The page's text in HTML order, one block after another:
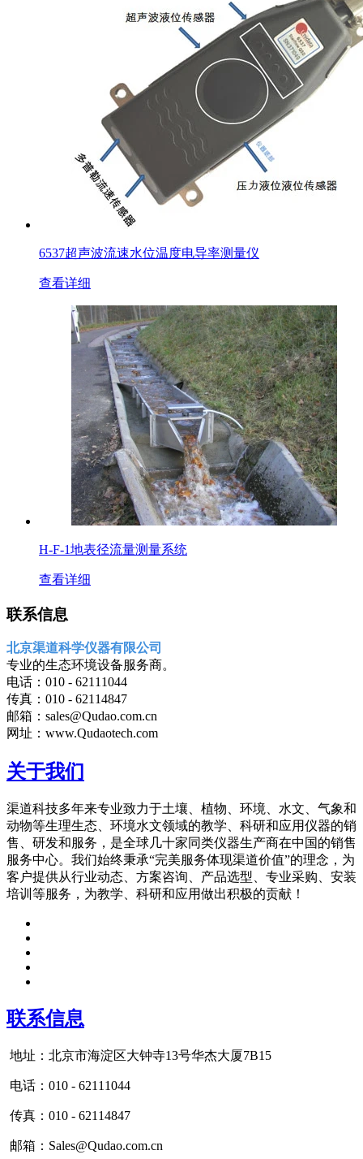
6537超声波流速水位温度电导率测量仪
查看详细
H-F-1地表径流量测量系统
查看详细
联系信息
北京渠道科学仪器有限公司
专业的生态环境设备服务商。
电话：010 - 62111044
传真：010 - 62114847
邮箱：sales@Qudao.com.cn
网址：www.Qudaotech.com
关于我们
渠道科技多年来专业致力于土壤、植物、环境、水文、气象和
动物等生理生态、环境水文领域的教学、科研和应用仪器的销
售、研发和服务，是全球几十家同类仪器生产商在中国的销售
服务中心。我们始终秉承“完美服务体现渠道价值”的理念，为
客户提供从行业动态、方案咨询、产品选型、专业采购、安装
培训等服务，为教学、科研和应用做出积极的贡献！
联系信息
地址：北京市海淀区大钟寺13号华杰大厦7B15
电话：010 - 62111044
传真：010 - 62114847
邮箱：Sales@Qudao.com.cn